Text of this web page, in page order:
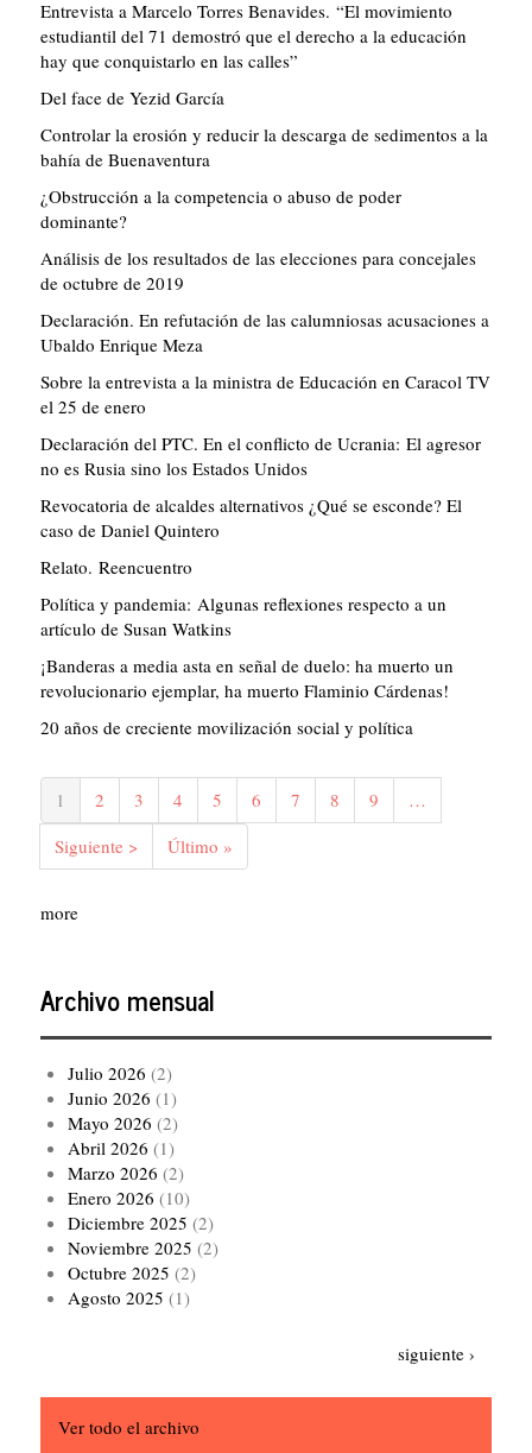
Entrevista a Marcelo Torres Benavides. “El movimiento
estudiantil del 71 demostró que el derecho a la educación
hay que conquistarlo en las calles”
Del face de Yezid García
Controlar la erosión y reducir la descarga de sedimentos a la
bahía de Buenaventura
¿Obstrucción a la competencia o abuso de poder
dominante?
Análisis de los resultados de las elecciones para concejales
de octubre de 2019
Declaración. En refutación de las calumniosas acusaciones a
Ubaldo Enrique Meza
Sobre la entrevista a la ministra de Educación en Caracol TV
el 25 de enero
Declaración del PTC. En el conflicto de Ucrania: El agresor
no es Rusia sino los Estados Unidos
Revocatoria de alcaldes alternativos ¿Qué se esconde? El
caso de Daniel Quintero
Relato. Reencuentro
Política y pandemia: Algunas reflexiones respecto a un
artículo de Susan Watkins
¡Banderas a media asta en señal de duelo: ha muerto un
revolucionario ejemplar, ha muerto Flaminio Cárdenas!
20 años de creciente movilización social y política
Paginación
Página
actual
1 Página
2 Página
3 Página
4 Página
5 Página
6 Página
7 Página
8 Página
9
…
Siguiente
página
Siguiente >
Última
página
Último »
more
Archivo mensual
Julio 2026 (2)
Junio 2026 (1)
Mayo 2026 (2)
Abril 2026 (1)
Marzo 2026 (2)
Enero 2026 (10)
Diciembre 2025 (2)
Noviembre 2025 (2)
Octubre 2025 (2)
Agosto 2025 (1)
Siguiente
siguiente ›
Ver todo el archivo